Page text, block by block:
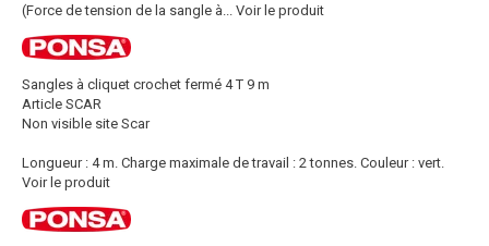
(Force de tension de la sangle à...
Voir le produit
Sangles à cliquet crochet fermé 4 T 9 m
Article SCAR
Non visible site Scar
Longueur : 4 m. Charge maximale de travail : 2 tonnes. Couleur : vert.
Voir le produit